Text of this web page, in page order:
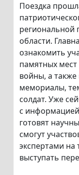
Поездка
региональной
области.
ознакомить
памятных
войны, а
мемориалы,
солдат. Уже
с
готовят
смогут
экспертами на
выступать